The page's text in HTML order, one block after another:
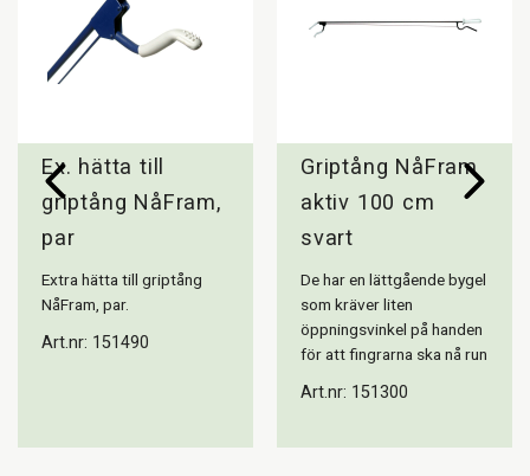
stålrör. Gripklorna har knottriga förstärkta
hättor av åldersbeständig högfriktionsplast.
Ex. hätta till
griptång NåFram,
par
Extra hätta till griptång
NåFram, par.
Art.nr: 151490
Griptång NåFram
aktiv 100 cm
svart
De har en lättgående bygel
som kräver liten
öppningsvinkel på handen
för att fingrarna ska nå run
Art.nr: 151300